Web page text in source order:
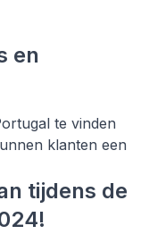
en
te vinden
klanten een
tijdens de